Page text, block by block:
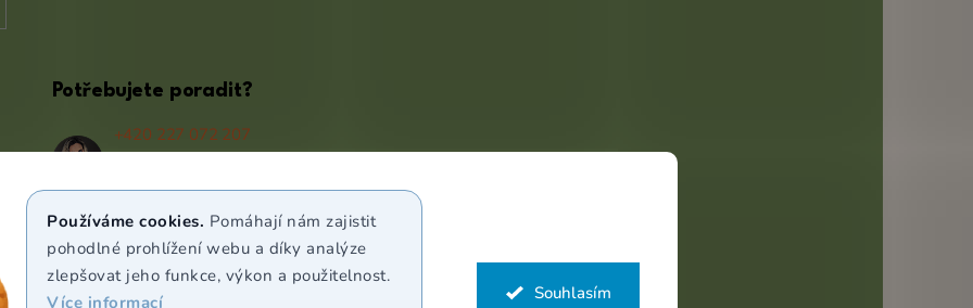
Používáme cookies. Pomáhají nám zajistit
pohodlné prohlížení webu a díky analýze
zlepšovat jeho funkce, výkon a použitelnost.
Více informací
Souhlasím
Potřebujete poradit?
+420 227 072 207
info@puravia.cz
WhatsApp